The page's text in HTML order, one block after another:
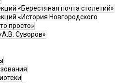
«Берестяная почта столетий»
«История Новгородского
просто»
Суворов»